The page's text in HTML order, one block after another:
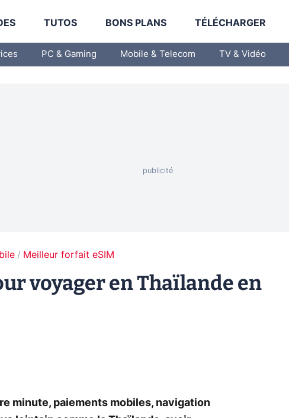
TUTOS BONS PLANS TÉLÉCHARGER
PC & Gaming Mobile & Telecom TV & Vidéo
Meilleur forfait eSIM
voyager en Thaïlande en
minute, paiements mobiles, navigation